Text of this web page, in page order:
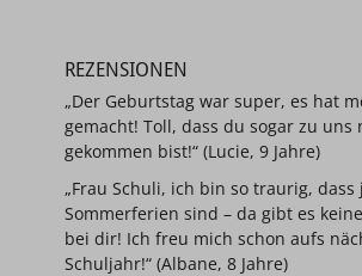
REZENSIONEN
„Der Geburtstag war super, es hat
gemacht! Toll, dass du sogar zu uns
gekommen bist!“ (Lucie, 9 Jahre)
„Frau Schuli, ich bin so traurig, dass
Sommerferien sind – da gibt es
bei dir! Ich freu mich schon aufs
Schuljahr!“ (Albane, 8 Jahre)